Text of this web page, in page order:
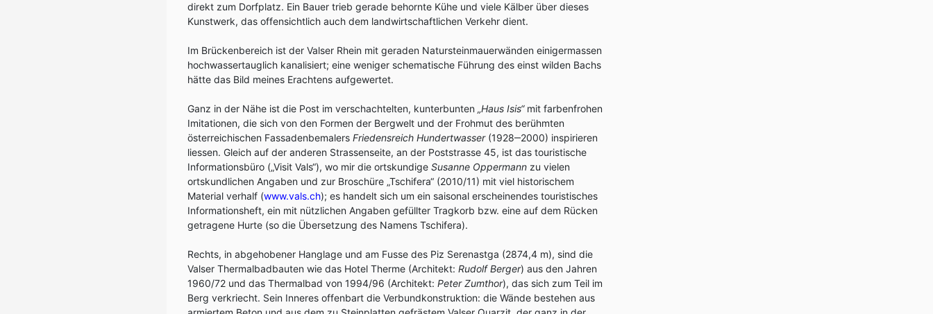
direkt zum Dorfplatz. Ein Bauer trieb gerade behornte Kühe und viele Kälber über dieses
Kunstwerk, das offensichtlich auch dem landwirtschaftlichen Verkehr dient.
Im Brückenbereich ist der Valser Rhein mit geraden Natursteinmauerwänden einigermassen
hochwassertauglich kanalisiert; eine weniger schematische Führung des einst wilden Bachs
hätte das Bild meines Erachtens aufgewertet.
Ganz in der Nähe ist die Post im verschachtelten, kunterbunten „Haus Isis“mit farbenfrohen
Imitationen, die sich von den Formen der Bergwelt und der Frohmut des berühmten
österreichischen Fassadenbemalers Friedensreich Hundertwasser(1928‒2000) inspirieren
liessen. Gleich auf der anderen Strassenseite, an der Poststrasse 45, ist das touristische
Informationsbüro („Visit Vals“), wo mir die ortskundige Susanne Oppermann zu vielen
ortskundlichen Angaben und zur Broschüre „Tschifera“ (2010/11) mit viel historischem
Material verhalf (www.vals.ch); es handelt sich um ein saisonal erscheinendes touristisches
Informationsheft, ein mit nützlichen Angaben gefüllter Tragkorb bzw. eine auf dem Rücken
getragene Hurte (so die Übersetzung des Namens Tschifera).
Rechts, in abgehobener Hanglage und am Fusse des Piz Serenastga (2874,4 m), sind die
Valser Thermalbadbauten wie das Hotel Therme (Architekt: Rudolf Berger) aus den Jahren
1960/72 und das Thermalbad von 1994/96 (Architekt: Peter Zumthor), das sich zum Teil im
Berg verkriecht. Sein Inneres offenbart die Verbundkonstruktion: die Wände bestehen aus